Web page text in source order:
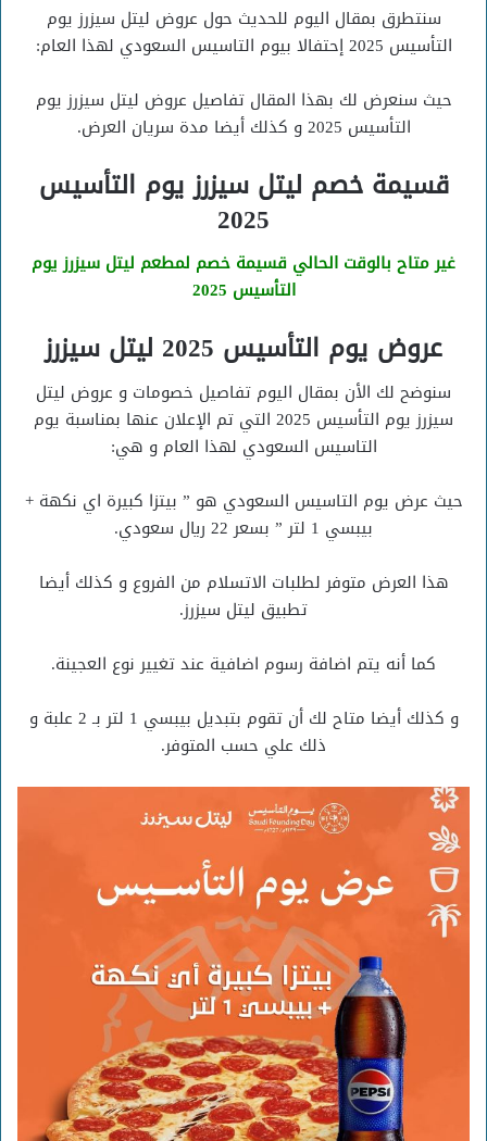
سنتطرق بمقال اليوم للحديث حول عروض ليتل سيزرز يوم
التأسيس 2025 إحتفالا بيوم التاسيس السعودي لهذا العام:
حيث سنعرض لك بهذا المقال تفاصيل عروض ليتل سيزرز يوم
التأسيس 2025 و كذلك أيضا مدة سريان العرض.
قسيمة خصم ليتل سيزرز يوم التأسيس
2025
غير متاح بالوقت الحالي قسيمة خصم لمطعم ليتل سيزرز يوم
التأسيس 2025
عروض يوم التأسيس 2025 ليتل سيزرز
سنوضح لك الأن بمقال اليوم تفاصيل خصومات و عروض ليتل
سيزرز يوم التأسيس 2025 التي تم الإعلان عنها بمناسبة يوم
التاسيس السعودي لهذا العام و هي:
حيث عرض يوم التاسيس السعودي هو ” بيتزا كبيرة اي نكهة +
بيبسي 1 لتر ” بسعر 22 ريال سعودي.
هذا العرض متوفر لطلبات الاتسلام من الفروع و كذلك أيضا
تطبيق ليتل سيزرز.
كما أنه يتم اضافة رسوم اضافية عند تغيير نوع العجينة.
و كذلك أيضا متاح لك أن تقوم بتبديل بيبسي 1 لتر بـ 2 علبة و
ذلك علي حسب المتوفر.